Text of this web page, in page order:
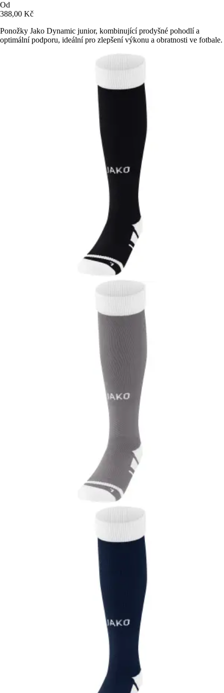
Od
388,00 Kč
Ponožky Jako Dynamic junior, kombinující prodyšné pohodlí a
optimální podporu, ideální pro zlepšení výkonu a obratnosti ve fotbale.